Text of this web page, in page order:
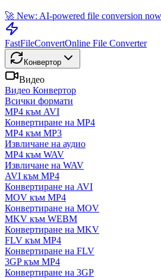
🚀 New: AI-powered file conversion
FastFileConvertOnline File Converter
Конвертор
Видео
Видео Конвертор
Всички формати
MP4 към AVI
Конвертиране на MP4
MP4 към MP3
Извличане на аудио
MP4 към WAV
Извличане на WAV
AVI към MP4
Конвертиране на AVI
MOV към MP4
Конвертиране на MOV
MKV към WEBM
Конвертиране на MKV
FLV към MP4
Конвертиране на FLV
3GP към MP4
Конвертиране на 3GP